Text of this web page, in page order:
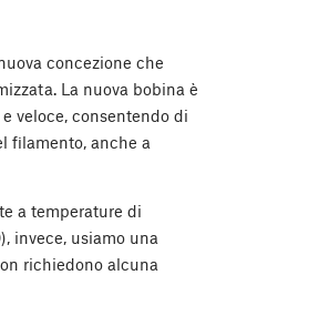
concezione che
La nuova bobina è
veloce, consentendo di
filamento, anche a
a temperature di
invece, usiamo una
richiedono alcuna